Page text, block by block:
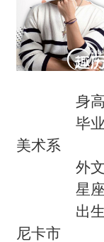
身高
毕业
美术系
外文
星座:
出生
尼卡市